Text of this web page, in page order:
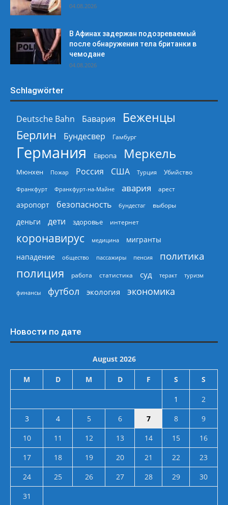
04.08.2026
В Афинах задержан подозреваемый
после обнаружения тела британки в
чемодане
04.08.2026
Schlagwörter
Deutsche Bahn Бавария
Беженцы
Берлин
Бундесвер Гамбург
Германия Европа Меркель
Мюнхен Пожар Россия США Турция Убийство
Франкфурт Франкфурт-на-Майне авария арест
аэропорт безопасность бундестаг выборы
деньги дети здоровье интернет
коронавирус медицина
мигранты
нападение
общество пассажиры пенсия политика
полиция работа статистика суд теракт туризм
финансы футбол экология экономика
Новости по дате
August 2026
M D M D F S S
1
2
3
4 5 6 7 8
9
10
11 12 13 14 15
16
17
18 19 20 21 22
23
24
25 26 27 28 29
30
31